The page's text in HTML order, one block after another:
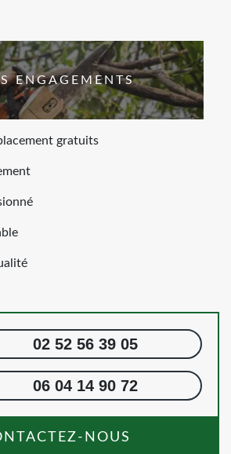
ENGAGEMENTS
gratuits
02 52 56 39 05
06 04 14 90 72
NOUS